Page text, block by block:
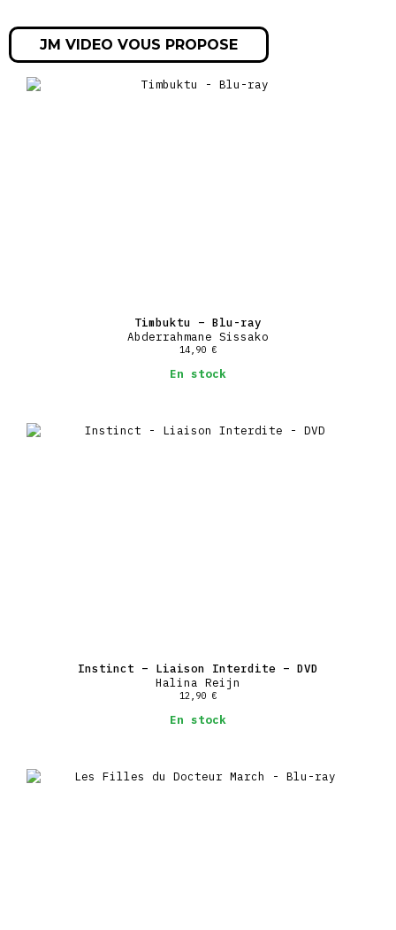
JM VIDEO VOUS PROPOSE
Timbuktu – Blu-ray
Abderrahmane Sissako
14,90 €
En stock
Instinct – Liaison Interdite – DVD
Halina Reijn
12,90 €
En stock